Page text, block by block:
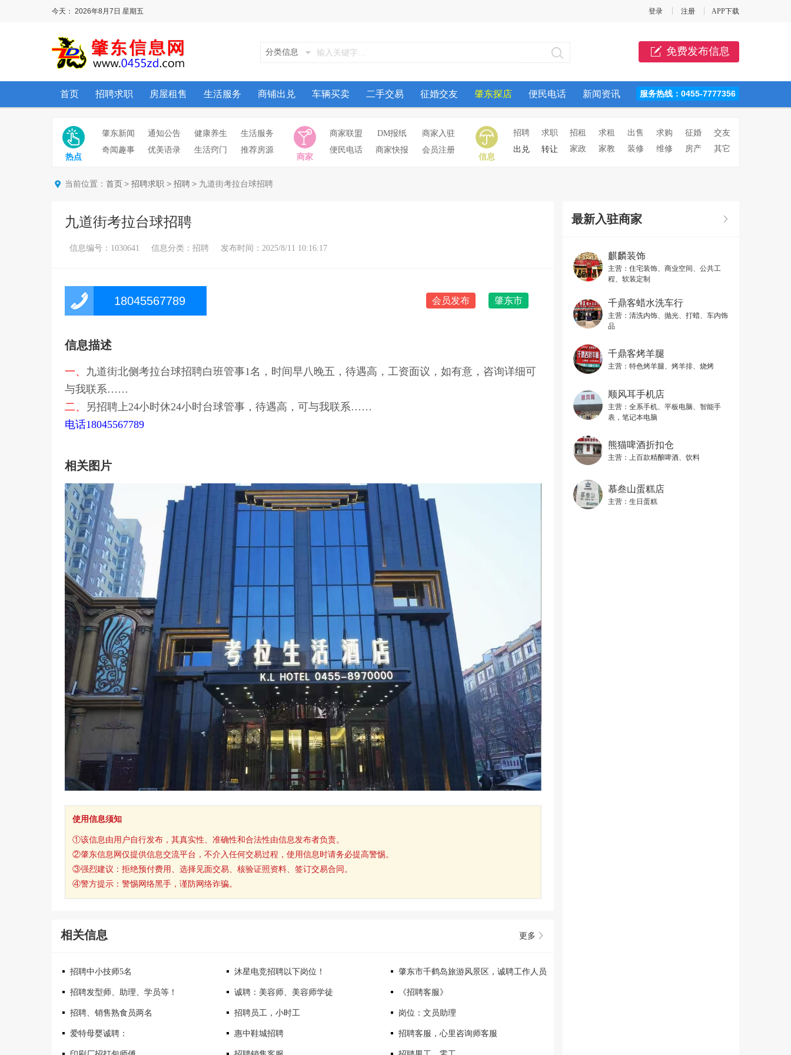
今天： 2026年8月7日 星期五 登录 注册 APP下载
分类信息 免费发布信息
首页 招聘求职 房屋租售 生活服务 商铺出兑 车辆买卖 二手交易 征婚交友 肇东探店 便民电话 新闻资讯 服务热线：0455-7777356
肇东新闻 通知公告 健康养生
生活服务
奇闻趣事
优美语录 生活窍门 推荐房源
商家联盟 DM报纸
商家入驻
便民电话
商家快报 会员注册
招聘 求职 招租 求租 出售 求购 征婚
交友
出兑
转让 家政 家教 装修 维修 房产 其它
热点 商家 信息
当前位置： 首页 > 招聘求职 > 招聘 > 九道街考拉台球招聘
九道街考拉台球招聘
信息编号：1030641 信息分类：招聘 发布时间：2025/8/11 10:16:17
18045567789 会员发布 肇东市
信息描述
一、 九道街北侧考拉台球招聘白班管事1名，时间早八晚五，待遇高，工资面议，如有意，咨询详细可
与我联系……
二、
另招聘上24小时休24小时台球管事，待遇高，可与我联系……
电话18045567789
相关图片
使用信息须知
①该信息由用户自行发布，其真实性、准确性和合法性由信息发布者负责。
②肇东信息网仅提供信息交流平台，不介入任何交易过程，使用信息时请务必提高警惕。
③强烈建议：拒绝预付费用、选择见面交易、核验证照资料、签订交易合同。
④警方提示：警惕网络黑手，谨防网络诈骗。
相关信息 更多
招聘中小技师5名 沐星电竞招聘以下岗位！ 肇东市千鹤岛旅游风景区，诚聘工作人员
招聘发型师、助理、学员等！ 诚聘：美容师、美容师学徒 《招聘客服》
招聘、销售熟食员两名 招聘员工，小时工 岗位：文员助理
爱特母婴诚聘： 惠中鞋城招聘 招聘客服，心里咨询师客服
最新入驻商家
麒麟装饰
主营： 住宅装饰、商业空间、公共工
程、软装定制
千鼎客蜡水洗车行
主营： 清洗内饰、抛光、打蜡、车内饰
品
千鼎客烤羊腿
主营： 特色烤羊腿、烤羊排、烧烤
顺风耳手机店
主营： 全系手机、平板电脑、智能手
表，笔记本电脑
熊猫啤酒折扣仓
主营： 上百款精酿啤酒、饮料
慕叁山蛋糕店
主营： 生日蛋糕